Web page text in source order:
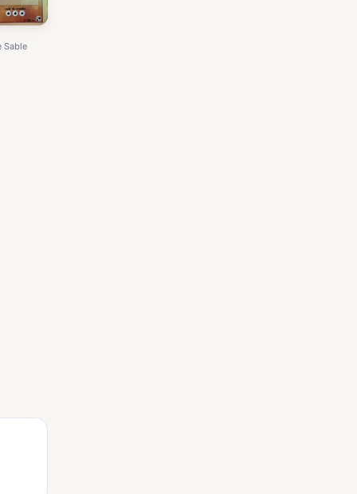
Sable